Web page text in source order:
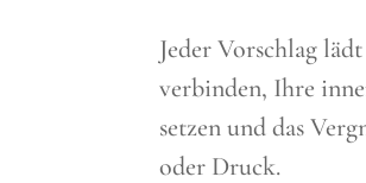
Jeder Vorschlag
verbinden, Ihre
setzen und das
oder Druck.